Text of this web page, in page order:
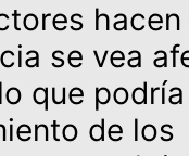
hacen
se vea
que
de los